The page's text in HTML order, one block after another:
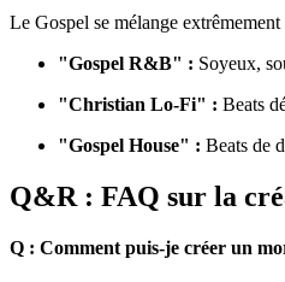
Le Gospel se mélange
"Gospel R&B" : Soyeux,
"Christian Lo-Fi" : Beats
"Gospel House" : Beats de
Q&R : FAQ sur la
Q : Comment puis-je créer un